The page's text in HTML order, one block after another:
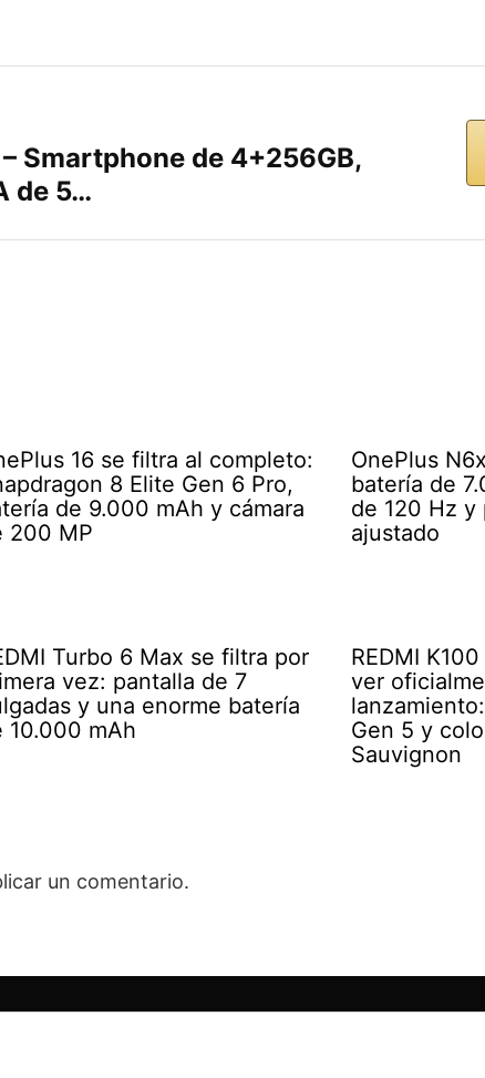
Smartphone de 4+256GB,
de 5…
16 se filtra al completo:
8 Elite Gen 6 Pro,
de 9.000 mAh y cámara
200 MP
OnePlus
batería de
de 120 Hz y
ajustado
Turbo 6 Max se filtra por
vez: pantalla de 7
y una enorme batería
10.000 mAh
REDMI
ver
Gen 5 y
Sauvignon
un comentario.